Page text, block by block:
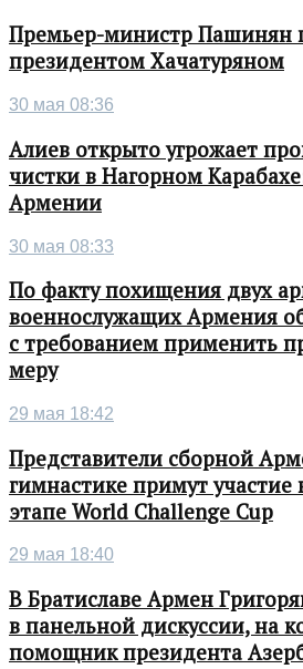
Премьер-министр Пашинян
президентом Хачатуряном
30 мая 08:36
Алиев открыто угрожает
чистки в Нагорном
Армении
30 мая 08:33
По факту похищения двух
военнослужащих Армения
с требованием применить
меру
29 мая 18:42
Представители сборной
гимнастике примут участие
этапе World Challenge Cup
29 мая 18:40
В Братиславе Армен
в панельной дискуссии, на
помощник президента